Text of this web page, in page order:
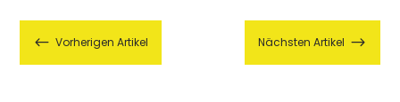
# Vorherigen Artikel Nächsten Artikel $